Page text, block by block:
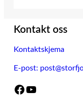
Kontakt oss
Kontaktskjema
E-post:
Facebook YouTube